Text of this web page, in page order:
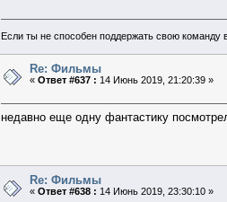
Если ты не способен поддержать свою команду
Re: Фильмы
«Ответ #637 : 14 Июнь 2019, 21:20:39 »
недавно еще одну фантастику
Re: Фильмы
«Ответ #638 : 14 Июнь 2019, 23:30:10 »